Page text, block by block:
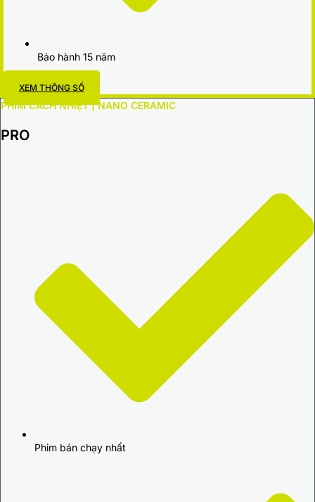
Bảo hành 15 năm
XEM THÔNG SỐ
PHIM CÁCH NHIỆT | NANO CERAMIC
PRO
Phim bán chạy nhất